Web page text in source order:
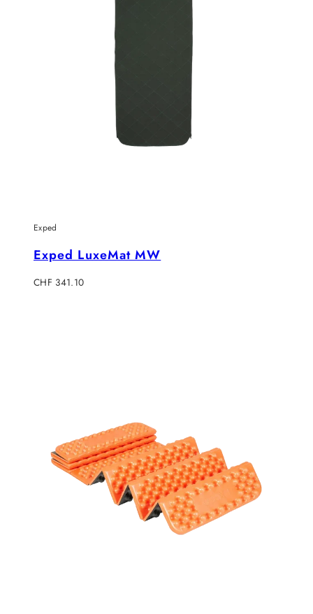
Exped
Exped LuxeMat MW
Verkaufspreis
CHF 341.10